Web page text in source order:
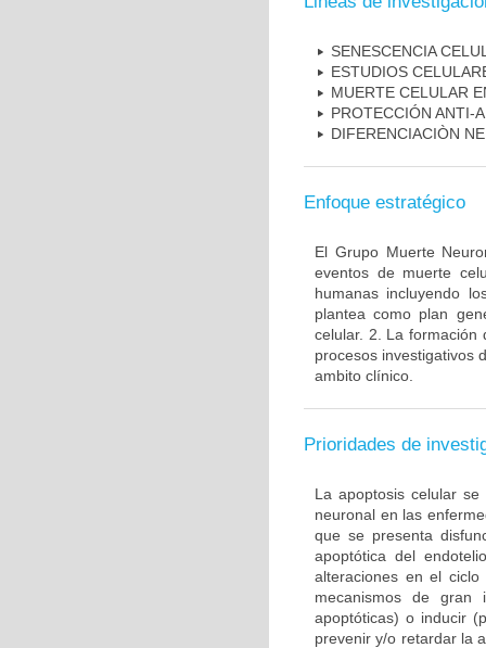
SENESCENCIA
ESTUDIOS
MUERTE CELULAR
PROTECCIÓN ANTI-
DIFERENCIACIÒN
Enfoque estratégico
El Grupo Muerte
eventos de muerte
humanas incluyendo
plantea como plan
celular. 2. La formación
procesos investigativos
ambito clínico.
Prioridades de
La apoptosis celular
neuronal en las
que se presenta
apoptótica del
alteraciones en el
mecanismos de gran
apoptóticas) o inducir
prevenir y/o retardar la